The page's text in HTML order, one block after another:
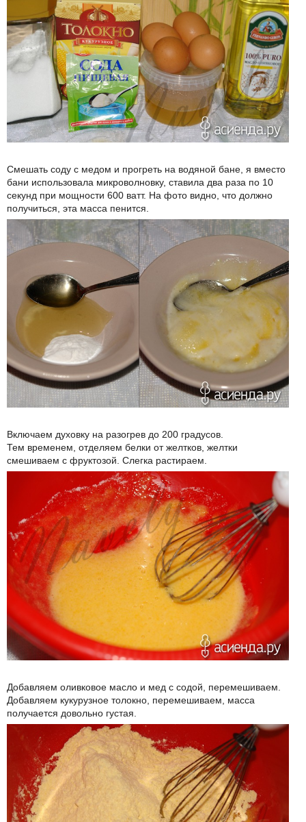
Смешать соду с медом и прогреть на водяной бане, я вместо
бани использовала микроволновку, ставила два раза по 10
секунд при мощности 600 ватт. На фото видно, что должно
получиться, эта масса пенится.
Включаем духовку на разогрев до 200 градусов.
Тем временем, отделяем белки от желтков, желтки
смешиваем с фруктозой. Слегка растираем.
Добавляем оливковое масло и мед с содой, перемешиваем.
Добавляем кукурузное толокно, перемешиваем, масса
получается довольно густая.